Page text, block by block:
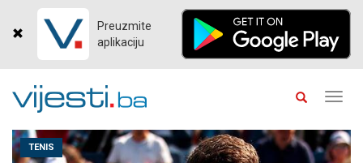
Preuzmite
aplikaciju
TENIS